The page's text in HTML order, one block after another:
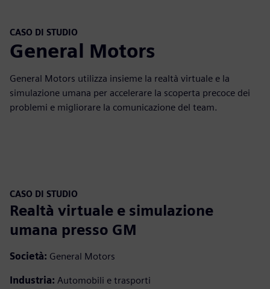
CASO DI STUDIO
General Motors
General Motors utilizza insieme la realtà virtuale e la
simulazione umana per accelerare la scoperta precoce dei
problemi e migliorare la comunicazione del team.
CASO DI STUDIO
Realtà virtuale e simulazione
umana presso GM
Società: General Motors
Industria: Automobili e trasporti